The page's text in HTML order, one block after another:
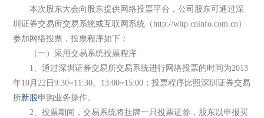
本次股东大会向股东提供网络投票平台，公司股东可通过深
圳证券交易所交易系统或互联网系统（http://wltp.cninfo.com.cn）
参加网络投票，投票程序如下：
（一）采用交易系统投票程序
1、通过深圳证券交易所交易系统进行网络投票的时间为2013
年10月22日9:30~11:30、13:00~15:00；投票程序比照深圳证券交易
所新股申购业务操作。
2、投票期间，交易系统将挂牌一只投票证券，股东以申报买